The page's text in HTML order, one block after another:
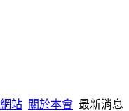
站 關於本會 最新消息